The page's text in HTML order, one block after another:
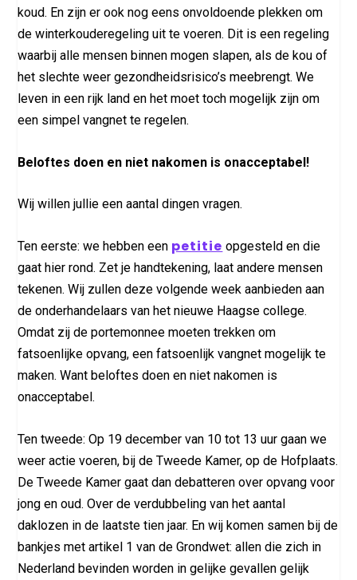
koud. En zijn er ook nog eens onvoldoende plekken om
de winterkouderegeling uit te voeren. Dit is een regeling
waarbij alle mensen binnen mogen slapen, als de kou of
het slechte weer gezondheidsrisico’s meebrengt. We
leven in een rijk land en het moet toch mogelijk zijn om
een simpel vangnet te regelen.
Beloftes doen en niet nakomen is onacceptabel!
Wij willen jullie een aantal dingen vragen.
Ten eerste: we hebben een petitie opgesteld en die
gaat hier rond. Zet je handtekening, laat andere mensen
tekenen. Wij zullen deze volgende week aanbieden aan
de onderhandelaars van het nieuwe Haagse college.
Omdat zij de portemonnee moeten trekken om
fatsoenlijke opvang, een fatsoenlijk vangnet mogelijk te
maken. Want beloftes doen en niet nakomen is
onacceptabel.
Ten tweede: Op 19 december van 10 tot 13 uur gaan we
weer actie voeren, bij de Tweede Kamer, op de Hofplaats.
De Tweede Kamer gaat dan debatteren over opvang voor
jong en oud. Over de verdubbeling van het aantal
daklozen in de laatste tien jaar. En wij komen samen bij de
bankjes met artikel 1 van de Grondwet: allen die zich in
Nederland bevinden worden in gelijke gevallen gelijk